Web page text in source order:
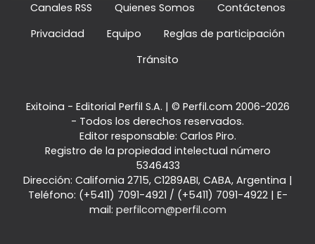
Canales RSS Quienes Somos
Contáctenos
Privacidad
Equipo
Reglas de participación
Tránsito
Exitoina - Editorial Perfil S.A. | © Perfil.com 2006-2026
- Todos los derechos reservados.
Editor responsable: Carlos Piro.
Registro de la propiedad intelectual número
5346433
Dirección: California 2715, C1289ABI, CABA, Argentina |
Teléfono: (+5411) 7091-4921 / (+5411) 7091-4922| E-
mail: perfilcom@perfil.com